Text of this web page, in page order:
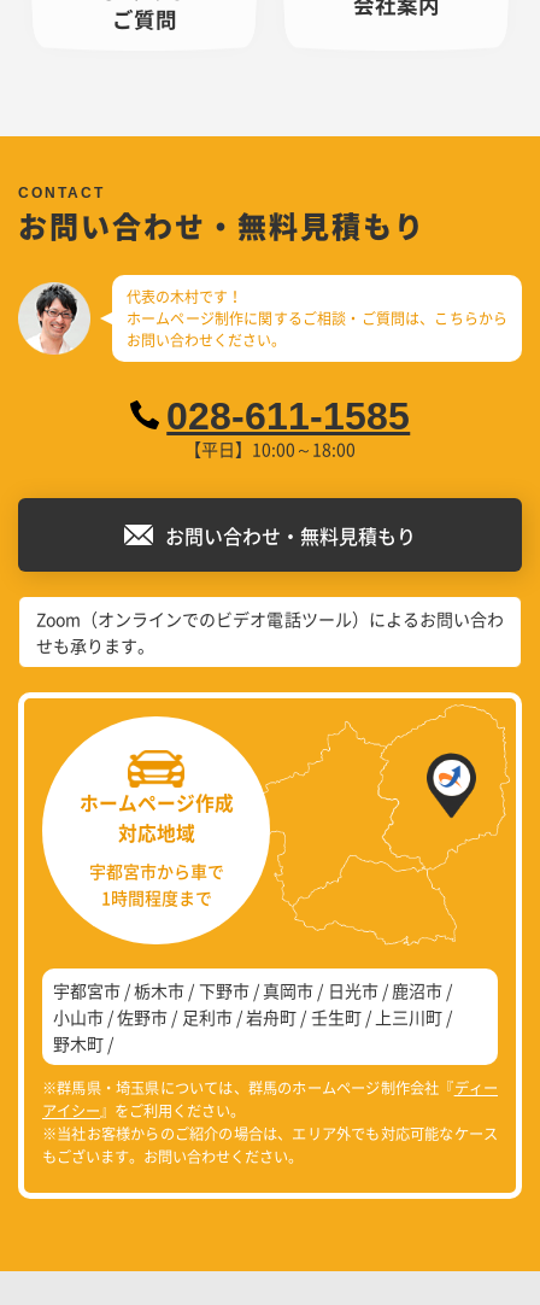
ご質問
お問い合わせ・無料見積もり
代表の木村です！
ホームページ制作に関するご相談・ご質問は、 こちらから
お問い合わせください。
028-611-1585
【平日】10:00～18:00
お問い合わせ・無料見積もり
Zoom（オンラインでのビデオ電話ツール）によるお問い合わ
せも承ります。
ホームページ作成
対応地域
宇都宮市から車で
1時間程度まで
宇都宮市 栃木市 下野市 真岡市 日光市
鹿沼市
小山市 佐野市 足利市 岩舟町 壬生町
上三川町
野木町
※群馬県・埼玉県については、群馬のホームページ制作会社『ディー
アイシー』をご利用ください。
※当社お客様からのご紹介の場合は、エリア外でも対応可能なケース
もございます。お問い合わせください。